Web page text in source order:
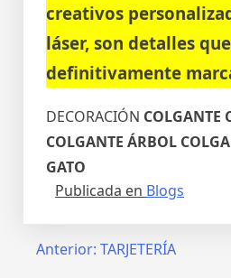
creativos
láser, son detalles que
definitivamente
DECORACIÓN COLGANTE
COLGANTE ÁRBOL
GATO
Publicada en Blogs
Navegación
Anterior: TARJETERÍA